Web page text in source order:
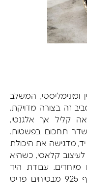
ומינימליסטי, המשלב
זה בצורה מדויקת.
קליל אך אלגנטי,
תחכום בפשטות.
מדגישה את היכולת
לעיצוב קלאסי, כשהיא
מיוחדים. עבודת היד
הקפדנית והחומר האיכותי של הכסף 925 מבטיחים פריט